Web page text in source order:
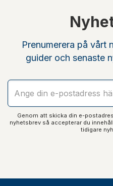
Prenumerera på vårt
guider och senaste
Genom att skicka din e-
nyhetsbrev så accepterar du
tidigare